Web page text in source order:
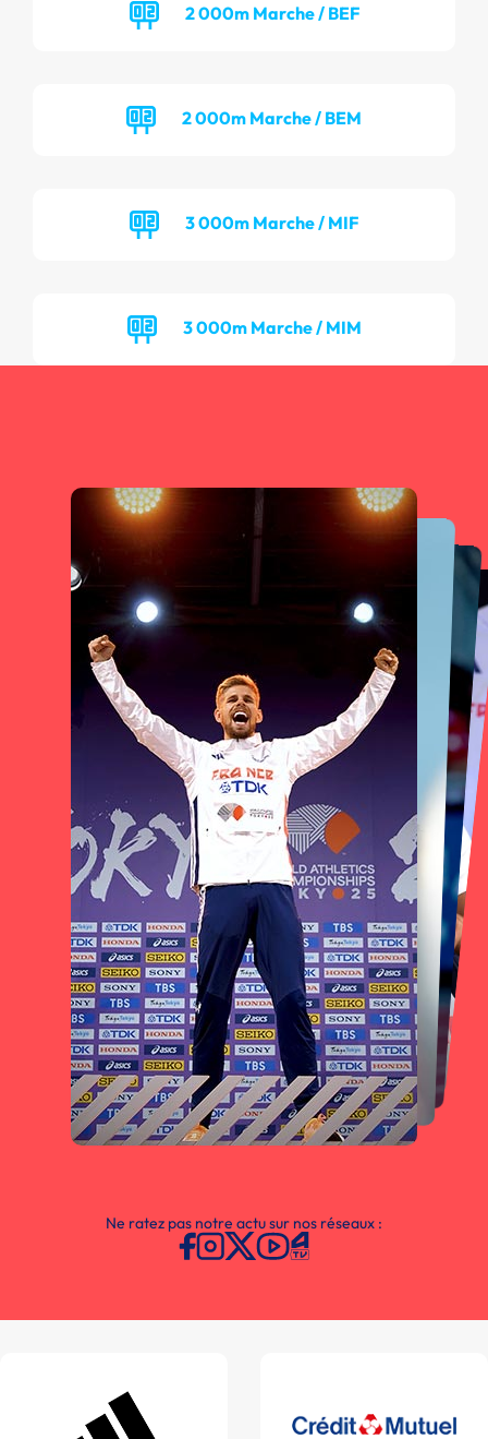
2 000m Marche / BEF
2 000m Marche / BEM
3 000m Marche / MIF
3 000m Marche / MIM
Ne ratez pas notre actu sur nos réseaux :